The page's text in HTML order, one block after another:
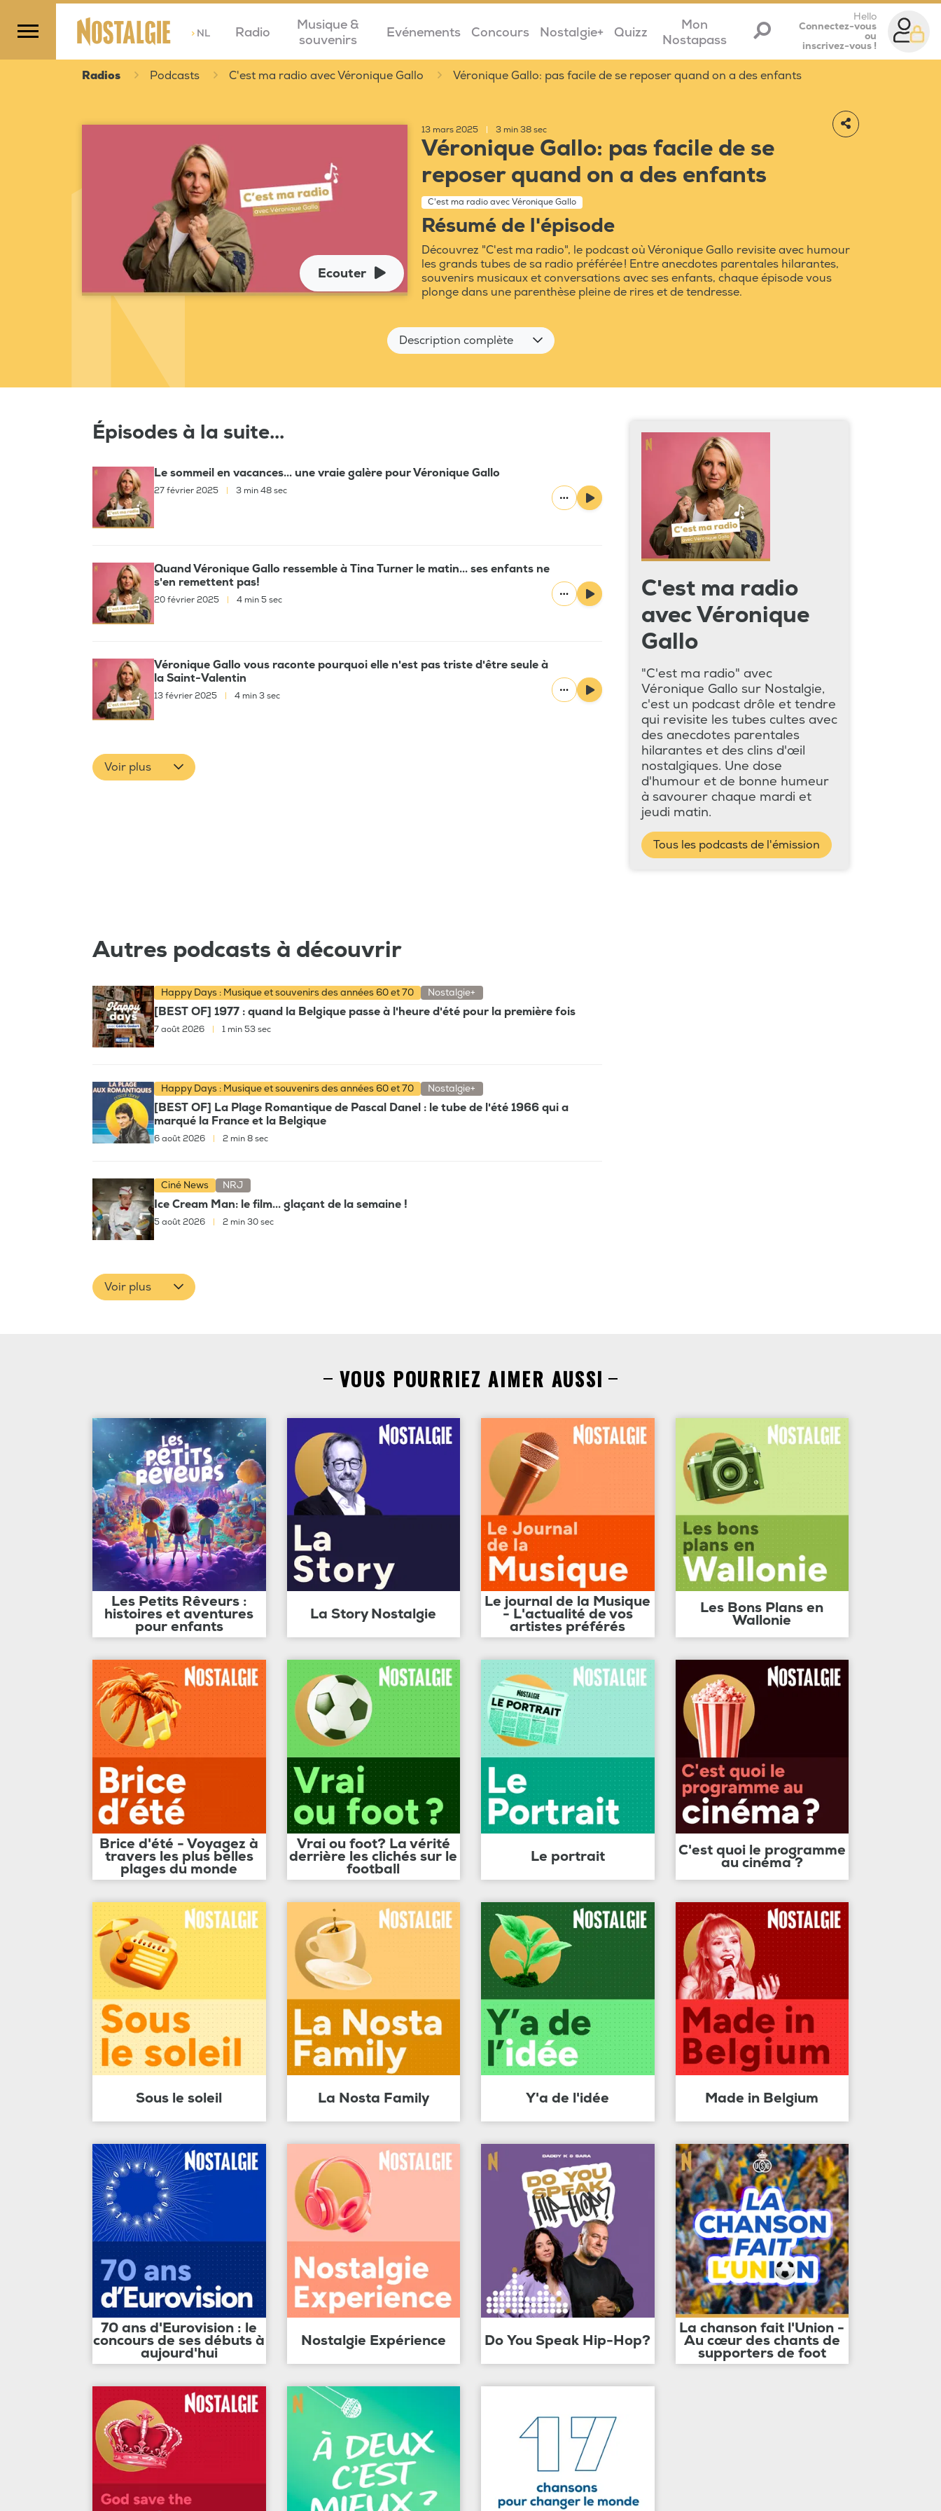
>NL Radio
Musique &
souvenirs
Evénements Concours Nostalgie+ Quizz
Mon
Nostapass
Hello
Connectez-vous
ou
inscrivez-vous !
Radios Podcasts C'est ma radio avec Véronique Gallo Véronique Gallo: pas facile de se reposer quand on a des enfants
Ecouter
13 mars 2025 3 min 38 sec
Véronique Gallo: pas facile de se
reposer quand on a des enfants
C'est ma radio avec Véronique Gallo
Résumé de l'épisode
Découvrez "C'est ma radio", le podcast où Véronique Gallo revisite avec humour
les grands tubes de sa radio préférée ! Entre anecdotes parentales hilarantes,
souvenirs musicaux et conversations avec ses enfants, chaque épisode vous
plonge dans une parenthèse pleine de rires et de tendresse.
Description complète
Épisodes à la suite...
Le sommeil en vacances... une vraie galère pour Véronique Gallo
27 février 2025 3 min 48 sec
Quand Véronique Gallo ressemble à Tina Turner le matin... ses enfants ne
s'en remettent pas!
20 février 2025 4 min 5 sec
Véronique Gallo vous raconte pourquoi elle n'est pas triste d'être seule à
la Saint-Valentin
13 février 2025 4 min 3 sec
Voir plus
C'est ma radio
avec Véronique
Gallo
"C'est ma radio" avec
Véronique Gallo sur Nostalgie,
c'est un podcast drôle et tendre
qui revisite les tubes cultes avec
des anecdotes parentales
hilarantes et des clins d'œil
nostalgiques. Une dose
d'humour et de bonne humeur
à savourer chaque mardi et
jeudi matin.
Tous les podcasts de l'émission
Autres podcasts à découvrir
Happy Days : Musique et souvenirs des années 60 et 70 Nostalgie+
[BEST OF] 1977 : quand la Belgique passe à l'heure d'été pour la première fois
7 août 2026 1 min 53 sec
Happy Days : Musique et souvenirs des années 60 et 70 Nostalgie+
[BEST OF] La Plage Romantique de Pascal Danel : le tube de l'été 1966 qui a
marqué la France et la Belgique
6 août 2026 2 min 8 sec
Ciné News NRJ
Ice Cream Man: le film... glaçant de la semaine !
5 août 2026 | 2 min 30 sec
Voir plus
VOUS POURRIEZ AIMER AUSSI
Les Petits Rêveurs :
histoires et aventures
pour enfants
La Story Nostalgie
Le journal de la Musique
- L'actualité de vos
artistes préférés
Les Bons Plans en
Wallonie
Brice d'été - Voyagez à
travers les plus belles
plages du monde
Vrai ou foot? La vérité
derrière les clichés sur le
football
Le portrait C'est quoi le programme
au cinéma ?
Sous le soleil La Nosta Family Y'a de l'idée Made in Belgium
70 ans d'Eurovision : le
concours de ses débuts à
aujourd'hui
Nostalgie Expérience Do You Speak Hip-Hop?
La chanson fait l'Union -
Au cœur des chants de
supporters de foot